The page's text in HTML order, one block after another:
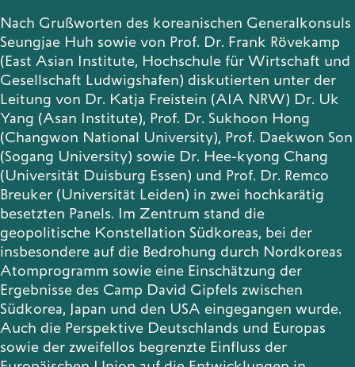
Kontakt
Impulse
Impulse
Interviews
Nach Grußworten des koreanischen Generalkonsuls
Seungjae Huh sowie von Prof. Dr. Frank Rövekamp
(East Asian Institute, Hochschule für Wirtschaft und
Gesellschaft Ludwigshafen) diskutierten unter der
Leitung von Dr. Katja Freistein (AIA NRW) Dr. Uk
Yang (Asan Institute), Prof. Dr. Sukhoon Hong
(Changwon National University), Prof. Daekwon Son
(Sogang University) sowie Dr. Hee-kyong Chang
(Universität Duisburg Essen) und Prof. Dr. Remco
Breuker (Universität Leiden) in zwei hochkarätig
besetzten Panels. Im Zentrum stand die
geopolitische Konstellation Südkoreas, bei der
insbesondere auf die Bedrohung durch Nordkoreas
Atomprogramm sowie eine Einschätzung der
Ergebnisse des Camp David Gipfels zwischen
Südkorea, Japan und den USA eingegangen wurde.
Auch die Perspektive Deutschlands und Europas
sowie der zweifellos begrenzte Einfluss der